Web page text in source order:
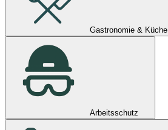
Gastronomie & Küche
Arbeitsschutz